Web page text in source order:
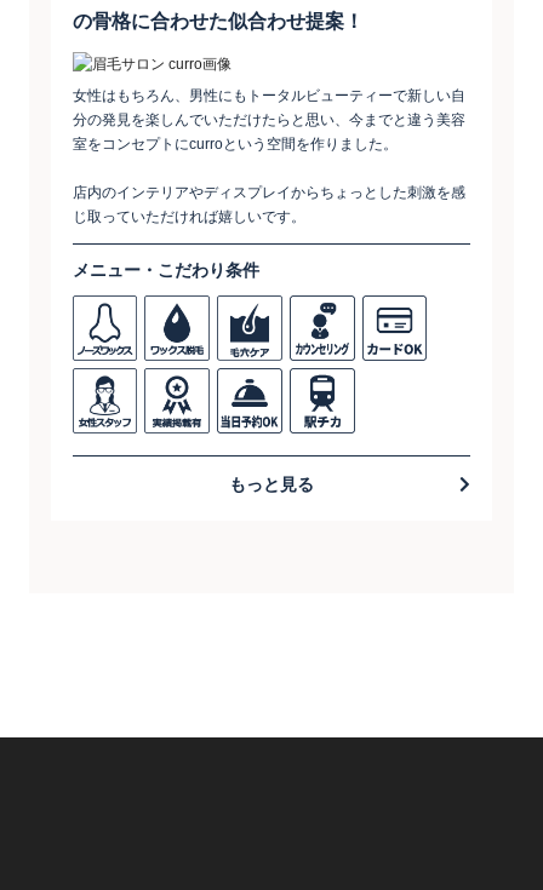
の骨格に合わせた似合わせ提案！
女性はもちろん、男性にもトータルビューティーで新しい自
分の発見を楽しんでいただけたらと思い、今までと違う美容
室をコンセプトにcurroという空間を作りました。
店内のインテリアやディスプレイからちょっとした刺激を感
じ取っていただければ嬉しいです。
メニュー・こだわり条件
もっと見る